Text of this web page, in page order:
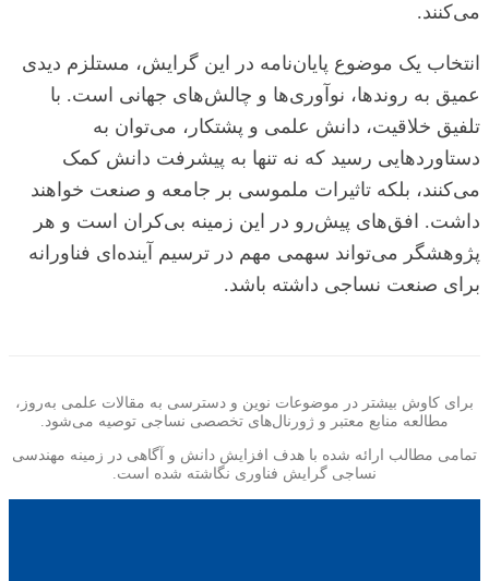
می‌کنند.
انتخاب یک موضوع پایان‌نامه در این گرایش، مستلزم دیدی
عمیق به روندها، نوآوری‌ها و چالش‌های جهانی است. با
تلفیق خلاقیت، دانش علمی و پشتکار، می‌توان به
دستاوردهایی رسید که نه تنها به پیشرفت دانش کمک
می‌کنند، بلکه تاثیرات ملموسی بر جامعه و صنعت خواهند
داشت. افق‌های پیش‌رو در این زمینه بی‌کران است و هر
پژوهشگر می‌تواند سهمی مهم در ترسیم آینده‌ای فناورانه
برای صنعت نساجی داشته باشد.
برای کاوش بیشتر در موضوعات نوین و دسترسی به مقالات علمی به‌روز،
مطالعه منابع معتبر و ژورنال‌های تخصصی نساجی توصیه می‌شود.
تمامی مطالب ارائه شده با هدف افزایش دانش و آگاهی در زمینه مهندسی
نساجی گرایش فناوری نگاشته شده است.